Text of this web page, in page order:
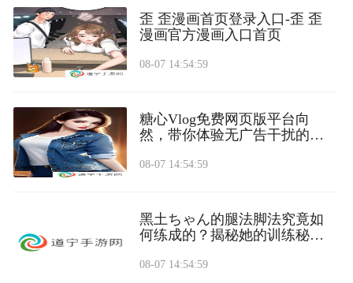
歪 歪漫画首页登录入口-歪 歪
漫画官方漫画入口首页
08-07 14:54:59
糖心Vlog免费网页版平台向
然，带你体验无广告干扰的高
08-07 14:54:59
黑土ちゃん的腿法脚法究竟如
何练成的？揭秘她的训练秘诀
08-07 14:54:59